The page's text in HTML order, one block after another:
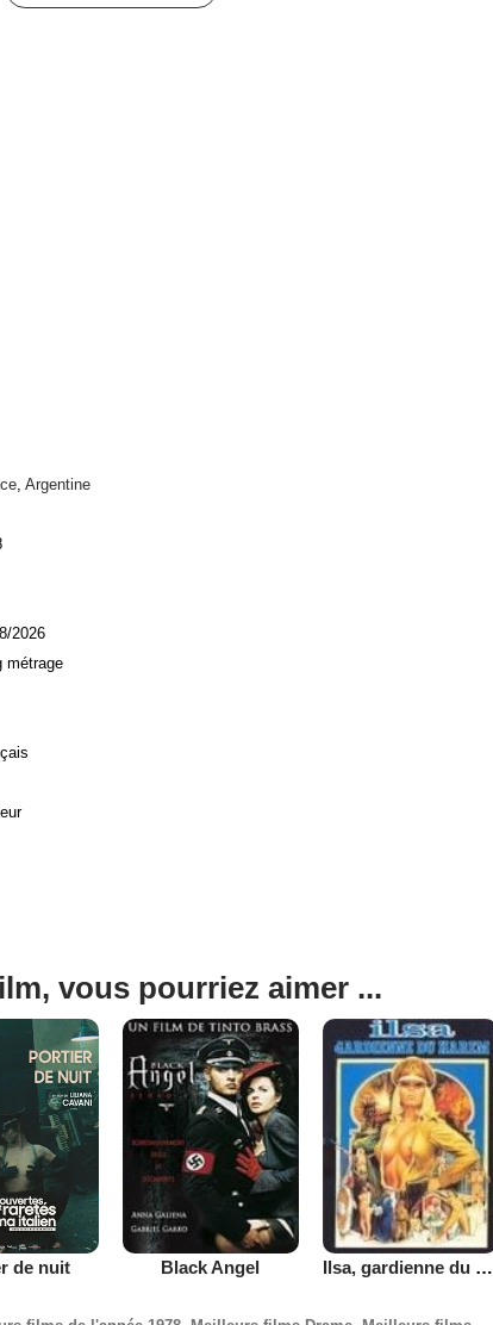
, Argentine
2026
métrage
vous pourriez aimer ...
de nuit Black Angel Ilsa, gardienne du harem